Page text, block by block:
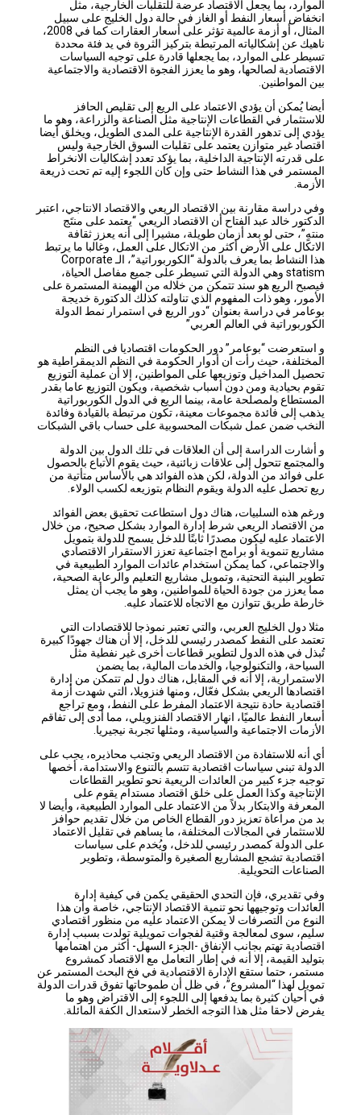
الموارد، بما يجعل الاقتصاد عرضة للتقلبات الخارجية، مثل
انخفاض أسعار النفط أو الغاز في حالة دول الخليج على سبيل
المثال، أو أزمة عالمية تؤثر على أسعار العقارات كما في 2008،
ناهيك عن إشكالياته المرتبطة بتركيز الثروة في يد فئة محددة
تسيطر على الموارد، بما يجعلها قادرة على توجيه السياسات
الاقتصادية لصالحها، وهو ما يعزز الفجوة الاقتصادية والاجتماعية
بين المواطنين.
أيضا يُمكن أن يؤدي الاعتماد على الريع إلى تقليص الحافز
للاستثمار في القطاعات الإنتاجية مثل الصناعة والزراعة، وهو ما
يؤدي إلى تدهور القدرة الإنتاجية على المدى الطويل، ويخلق أيضا
اقتصاد غير متوازن يعتمد على تقلبات السوق الخارجية وليس
على قدرته الإنتاجية الداخلية، بما يؤكد تعدد إشكاليات الانخراط
المستمر في هذا النشاط حتى وإن كان اللجوء إليه تم تحت ذريعة
وفي دراسة مقارنة بين الاقتصاد الريعي والاقتصاد الانتاجي، اعتبر
الدكتور خالد عبد الفتاح أن الاقتصاد الريعي “يعتمد على منتَج
منتهٍ”، حتى لو بعد أزمان طويلة، مشيرا إلى أنه يعزز ثقافة
الاتكال على الأرض أكثر من الاتكال على العمل، وغالبا ما يرتبط
هذا النشاط بما يعرف بالدولة “الكوربوراتية”، الـ Corporate
statism وهي الدولة التي تسيطر على جميع مفاصل الحياة،
فيصبح الريع هو سند تتمكن من خلاله من الهيمنة المستمرة على
الأمور، وهو ذات المفهوم الذي تناولته كذلك الدكتورة خديجة
بوعامر في دراسة بعنوان “دور الريع في استمرار نمط الدولة
الكوربوراتية في العالم العربي”
و استعرضت “بوعامر” دور الحكومات اقتصاديا فى النظم
المختلفة، حيث رأت ان أدوار الحكومة في النظم الديمقراطية هو
تحصيل المداخيل وتوزيعها على المواطنين، إلا أن عملية التوزيع
تقوم بحيادية ومن دون أسباب شخصية، ويكون التوزيع عاما بقدر
المستطاع ولمصلحة عامة، بينما الريع في الدول الكوربوراتية
يذهب إلى فائدة مجموعات معينة، تكون مرتبطة بالقيادة وفائدة
النخب ضمن عمل شبكات المحسوبية على حساب باقي الشبكات
و أشارت الدراسة إلى أن العلاقات في تلك الدول بين الدولة
والمجتمع تتحول إلى علاقات زبائنية، حيث يقوم الأتباع بالحصول
على فوائد من الدولة، لكن هذه الفوائد هي بالأساس متأتية من
ريع تحصل عليه الدولة ويقوم النظام بتوزيعه لكسب الولاء.
ورغم هذه السلبيات، هناك دول استطاعت تحقيق بعض الفوائد
من الاقتصاد الريعي شرط إدارة الموارد بشكل صحيح، من خلال
الاعتماد عليه ليكون مصدرًا ثابتًا للدخل يسمح للدولة بتمويل
مشاريع تنموية أو برامج اجتماعية تعزز الاستقرار الاقتصادي
والاجتماعي، كما يمكن استخدام عائدات الموارد الطبيعية في
تطوير البنية التحتية، وتمويل مشاريع التعليم والرعاية الصحية،
مما يعزز من جودة الحياة للمواطنين، وهو ما يجب أن يمثل
خارطة طريق تتوازن مع الاتجاه للاعتماد عليه.
مثلا دول الخليج العربي، والتي تعتبر نموذجا للاقتصادات التي
تعتمد على النفط كمصدر رئيسي للدخل، إلا أن هناك جهودًا كبيرة
تُبذل في هذه الدول لتطوير قطاعات أخرى غير نفطية مثل
السياحة، والتكنولوجيا، والخدمات المالية، بما يضمن
الاستمرارية، إلا أنه في المقابل، هناك دول لم تتمكن من إدارة
اقتصادها الريعي بشكل فعّال، ومنها فنزويلا، التي شهدت أزمة
اقتصادية حادة نتيجة الاعتماد المفرط على النفط، ومع تراجع
أسعار النفط عالميًا، انهار الاقتصاد الفنزويلي، مما أدى إلى تفاقم
الأزمات الاجتماعية والسياسية، ومثلها تجربة نيجيريا.
أي أنه للاستفادة من الاقتصاد الريعي وتجنب محاذيره، يجب على
الدولة تبني سياسات اقتصادية تتسم بالتنوع والاستدامة، أخصها
توجيه جزء كبير من العائدات الريعية نحو تطوير القطاعات
الإنتاجية وكذا العمل على خلق اقتصاد مستدام يقوم على
المعرفة والابتكار بدلاً من الاعتماد على الموارد الطبيعية، وأيضا لا
بد من مراعاة تعزيز دور القطاع الخاص من خلال تقديم حوافز
للاستثمار في المجالات المختلفة، ما يساهم في تقليل الاعتماد
على الدولة كمصدر رئيسي للدخل، ويُخدم على سياسات
اقتصادية تشجع المشاريع الصغيرة والمتوسطة، وتطوير
الصناعات التحويلية.
وفي تقديري، فإن التحدي الحقيقي يكمن في كيفية إدارة
العائدات وتوجيهها نحو تنمية الاقتصاد الإنتاجي، خاصة وأن هذا
النوع من التصرفات لا يمكن الاعتماد عليه من منظور اقتصادي
سليم، سوى لمعالجة وقتية لفجوات تمويلية تولدت بسبب إدارة
اقتصادية تهتم بجانب الإنفاق -الجزء السهل- أكثر من اهتمامها
بتوليد القيمة، إلا أنه في إطار التعامل مع الاقتصاد كمشروع
مستمر، حتما ستقع الإدارة الاقتصادية في فخ البحث المستمر عن
تمويل لهذا “المشروع”، في ظل أن طموحاتها تفوق قدرات الدولة
في أحيان كثيرة بما يدفعها إلى اللجوء إلى الاقتراض وهو ما
يفرض لاحقا مثل هذا التوجه الخطر لاستعدال الكفة المائلة.